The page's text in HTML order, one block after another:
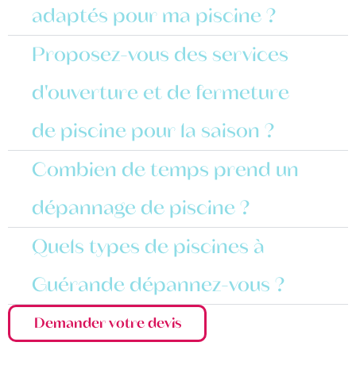
adaptés pour ma piscine ?
Proposez-vous des services
d'ouverture et de fermeture
de piscine pour la saison ?
Combien de temps prend un
dépannage de piscine ?
Quels types de piscines à
Guérande dépannez-vous ?
Demander votre devis